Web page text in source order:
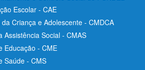
Escolar - CAE
Criança e Adolescente - CMDCA
Assistência Social - CMAS
Educação - CME
Saúde - CMS